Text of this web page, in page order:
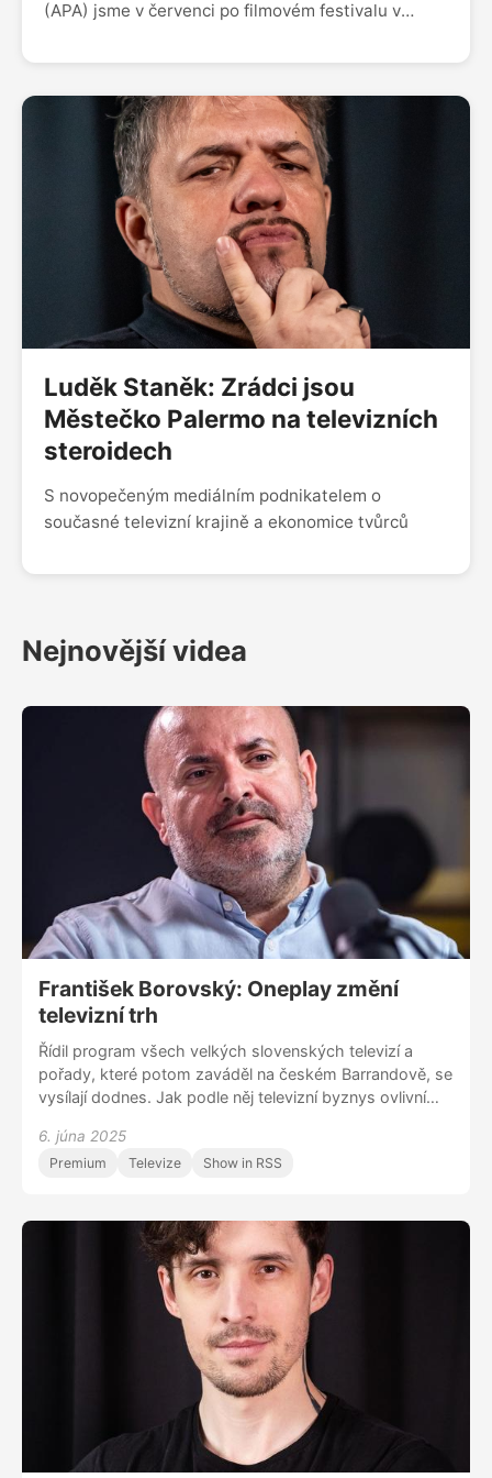
(APA) jsme v červenci po filmovém festivalu v
posunuly globální divácké návyky, filmový trh a
prošla prvním čtením ve sněmovně, v pátek 25.
října ji potom sněmovna schválila a nový zákon má
začít platit 1. ledna 2025.
Luděk Staněk: Zrádci jsou
Městečko Palermo na televizních
steroidech
S novopečeným mediálním podnikatelem o
současné televizní krajině a ekonomice tvůrců
Nejnovější videa
František Borovský: Oneplay změní
televizní trh
Řídil program všech velkých slovenských televizí a
pořady, které potom zaváděl na českém Barrandově, se
vysílají dodnes. Jak podle něj televizní byznys ovlivní
6. júna 2025
Premium Televize Show in RSS